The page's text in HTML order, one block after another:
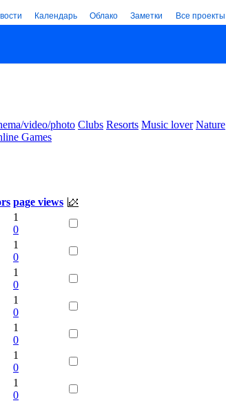
Календарь Облако Заметки Все проекты
video/photo Clubs Resorts Music lover Nature
Games
page views
1
0
1
0
1
0
1
0
1
0
1
0
1
0